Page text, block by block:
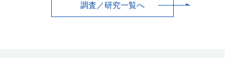
調査／研究一覧へ